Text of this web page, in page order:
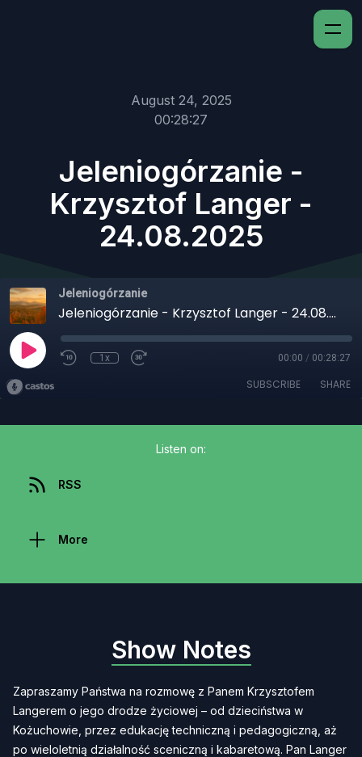
August 24, 2025
00:28:27
Jeleniogórzanie -
Krzysztof Langer -
24.08.2025
Jeleniogórzanie
Jeleniogórzanie - Krzysztof Langer - 24.08.2025
1x 00:00 / 00:28:27
SUBSCRIBE SHARE
Listen on:
RSS
More
Show Notes
Zapraszamy Państwa na rozmowę z Panem Krzysztofem
Langerem o jego drodze życiowej – od dzieciństwa w
Kożuchowie, przez edukację techniczną i pedagogiczną, aż
po wieloletnią działalność sceniczną i kabaretową. Pan Langer